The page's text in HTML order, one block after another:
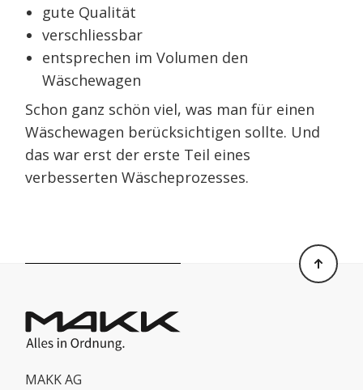
gute Qualität
verschliessbar
entsprechen im Volumen den
Wäschewagen
Schon ganz schön viel, was man für einen
Wäschewagen berücksichtigen sollte. Und
das war erst der erste Teil eines
verbesserten Wäscheprozesses.
MAKK AG